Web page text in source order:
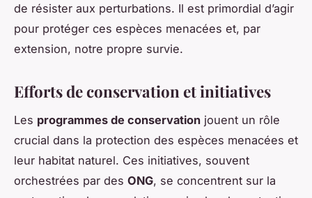
de résister aux perturbations. Il est primordial d’agir
pour protéger ces espèces menacées et, par
extension, notre propre survie.
Efforts de conservation et initiatives
Les programmes de conservation jouent un rôle
crucial dans la protection des espèces menacées et
leur habitat naturel. Ces initiatives, souvent
orchestrées par des ONG, se concentrent sur la